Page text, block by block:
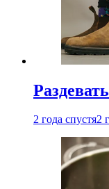
2 года спустя2